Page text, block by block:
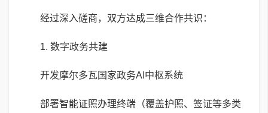
经过深入磋商，双方达成三维合作共识：
1. 数字政务共建
开发摩尔多瓦国家政务AI中枢系统
部署智能证照办理终端（覆盖护照、签证等多类